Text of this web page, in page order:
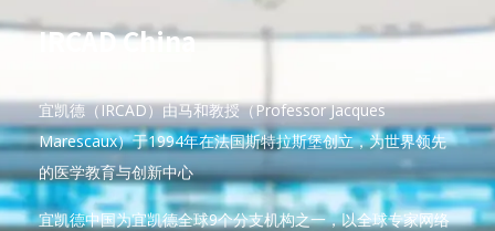
IRCAD China
宜凯德（IRCAD）由马和教授（Professor Jacques
Marescaux）于1994年在法国斯特拉斯堡创立，为世界领先
的医学教育与创新中心
宜凯德中国为宜凯德全球9个分支机构之一，以全球专家网络